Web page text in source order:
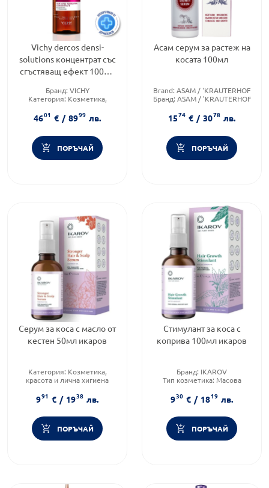
Vichy dercos densi-
solutions концентрат със
сгъстяващ ефект 100мл
Бранд: VICHY
Категория: Козметика,
Тип козметика:
Дермокозметика
4601 € / 8999 лв.
ПОРЪЧАЙ
Асам серум за растеж на
косата 100мл
Brand: ASAM / 'KRAUTERHOF
Бранд: ASAM / 'KRAUTERHOF
1574 € / 3078 лв.
ПОРЪЧАЙ
Серум за коса с масло от
кестен 50мл икаров
Категория: Козметика,
красота и лична хигиена
козметика
Форма на продукта:серум
991 € / 1938 лв.
ПОРЪЧАЙ
Стимулант за коса с
коприва 100мл икаров
Бранд: IKAROV
Тип козметика: Масова
Форма на продукта:спрей
930 € / 1819 лв.
ПОРЪЧАЙ